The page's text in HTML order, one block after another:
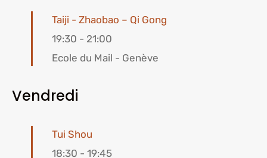
Taiji - Zhaobao – Qi Gong
19:30 - 21:00
Ecole du Mail - Genève
Vendredi
Tui Shou
18:30 - 19:45